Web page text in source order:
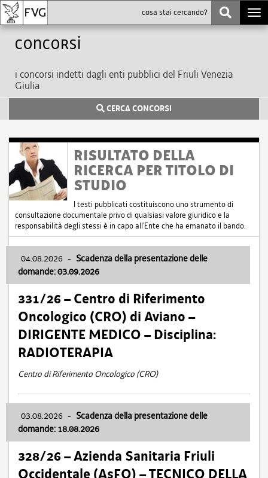
Concorsi
i concorsi indetti dagli enti pubblici del Friuli Venezia
Giulia
CERCA CONCORSI
RISULTATO DELLA
RICERCA PER TITOLO DI
STUDIO
I testi pubblicati costituiscono uno strumento di
consultazione documentale privo di qualsiasi valore giuridico e la
responsabilità degli stessi è in capo all'Ente che ha emanato il bando.
04.08.2026 - Scadenza della presentazione delle
domande: 03.09.2026
331/26 – Centro di Riferimento
Oncologico (CRO) di Aviano –
DIRIGENTE MEDICO – Disciplina:
RADIOTERAPIA
Centro di Riferimento Oncologico (CRO)
03.08.2026 - Scadenza della presentazione delle
domande: 18.08.2026
328/26 – Azienda Sanitaria Friuli
Occidentale (AsFO) – TECNICO DELLA